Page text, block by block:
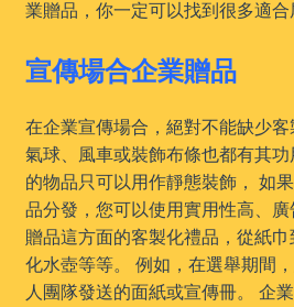
業贈品，你一定可以找到很多適合
宣傳場合企業贈品
在企業宣傳場合，絕對不能缺少
氣球、風車或裝飾布條也都有其
的物品只可以用作靜態裝飾， 如
品分發，您可以使用實用性高、
贈品這方面的客製化禮品，從紙
化水壺等等。 例如，在選舉期間
人團隊發送的面紙或宣傳冊。 企